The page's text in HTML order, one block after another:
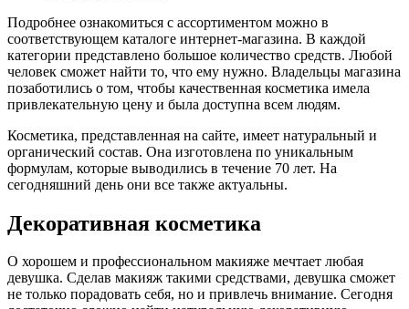
Подробнее ознакомиться с ассортиментом можно в
соответствующем каталоге интернет-магазина. В каждой
категории представлено большое количество средств. Любой
человек сможет найти то, что ему нужно. Владельцы магазина
позаботились о том, чтобы качественная косметика имела
привлекательную цену и была доступна всем людям.
Косметика, представленная на сайте, имеет натуральный и
органический состав. Она изготовлена по уникальным
формулам, которые выводились в течение 70 лет. На
сегодняшний день они все также актуальны.
Декоративная косметика
О хорошем и профессиональном макияже мечтает любая
девушка. Сделав макияж такими средствами, девушка сможет
не только порадовать себя, но и привлечь внимание. Сегодня